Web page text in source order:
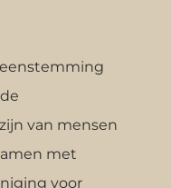
van mensen
met
voor